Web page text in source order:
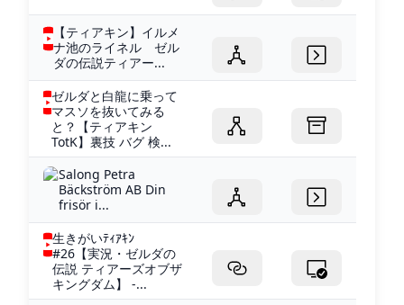
【ティアキン】イルメ
ナ池のライネル ゼル
ダの伝説ティアー...
ゼルダと白龍に乗って
マスソを抜いてみる
と？【ティアキン
TotK】裏技 バグ 検...
Salong Petra
Bäckström AB Din
frisör i...
生きがいﾃｨｱｷﾝ
#26【実況・ゼルダの
伝説 ティアーズオブザ
キングダム】 -...